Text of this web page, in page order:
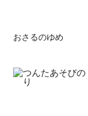
おさるのゆめ